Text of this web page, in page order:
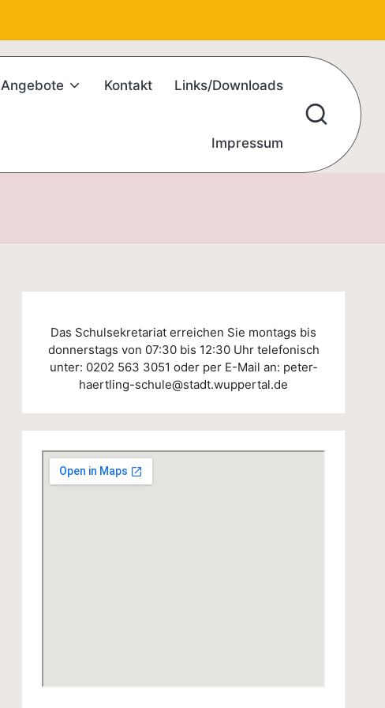
Angebote Kontakt Links/Downloads
Impressum
Das Schulsekretariat erreichen Sie montags bis
donnerstags von 07:30 bis 12:30 Uhr telefonisch
unter: 0202 563 3051 oder per E-Mail an: peter-
haertling-schule@stadt.wuppertal.de